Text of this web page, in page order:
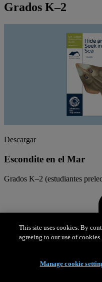
Grados K–2
Descargar
Escondite en el Mar
Grados K–2 (estudiantes
This site uses cookies. By
agreeing to our use of cookies.
Manage cookie